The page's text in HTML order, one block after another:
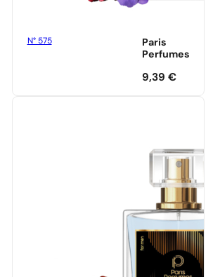
N° 575
Paris
Perfumes
9,39 €